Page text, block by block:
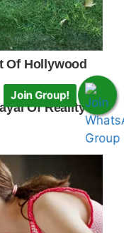
Join Group!